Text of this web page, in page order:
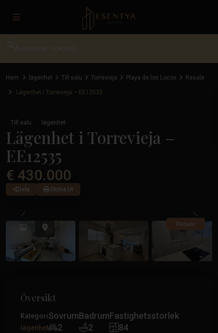
Hem lägenhet Till salu Torrevieja Playa de los Locos Resale
Lägenhet i Torrevieja – EE12535
Till salu lägenhet
Lägenhet i Torrevieja –
EE12535
€ 430.000
Dela Skriva Ut
Resale
Tidigare
Översikt
Kategori
lägenhet
Sovrum
2
Badrum
2
Fastighetsstorlek
84